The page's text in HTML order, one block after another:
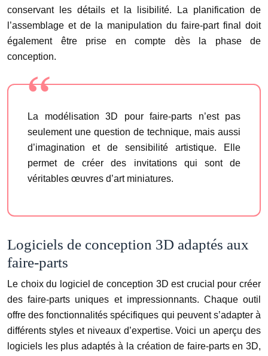
conservant les détails et la lisibilité. La planification de
l’assemblage et de la manipulation du faire-part final doit
également être prise en compte dès la phase de
conception.
La modélisation 3D pour faire-parts n’est pas
seulement une question de technique, mais aussi
d’imagination et de sensibilité artistique. Elle
permet de créer des invitations qui sont de
véritables œuvres d’art miniatures.
Logiciels de conception 3D adaptés aux
faire-parts
Le choix du logiciel de conception 3D est crucial pour créer
des faire-parts uniques et impressionnants. Chaque outil
offre des fonctionnalités spécifiques qui peuvent s’adapter à
différents styles et niveaux d’expertise. Voici un aperçu des
logiciels les plus adaptés à la création de faire-parts en 3D,